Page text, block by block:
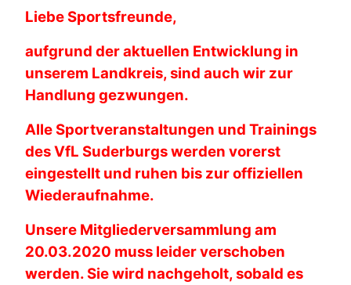
Liebe Sportsfreunde,
aufgrund der aktuellen Entwicklung in
unserem Landkreis, sind auch wir zur
Handlung gezwungen.
Alle Sportveranstaltungen und Trainings
des VfL Suderburgs werden vorerst
eingestellt und ruhen bis zur offiziellen
Wiederaufnahme.
Unsere Mitgliederversammlung am
20.03.2020 muss leider verschoben
werden. Sie wird nachgeholt, sobald es